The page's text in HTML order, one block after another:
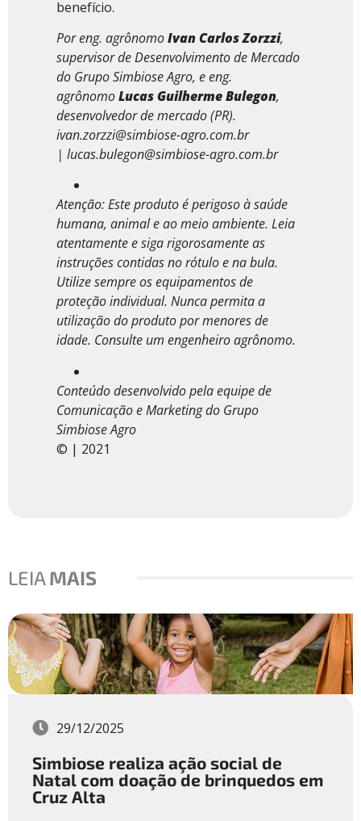
benefício.
Por eng. agrônomoIvan Carlos Zorzzi,
supervisor de Desenvolvimento de Mercado
do Grupo Simbiose Agro, eeng.
agrônomoLucas Guilherme Bulegon,
desenvolvedor de mercado (PR).
ivan.zorzzi@simbiose-agro.com.br
| lucas.bulegon@simbiose-agro.com.br
Atenção: Este produto é perigoso à saúde
humana, animal e ao meio ambiente. Leia
atentamente e siga rigorosamente as
instruções contidas no rótulo e na bula.
Utilize sempre os equipamentos de
proteção individual. Nunca permita a
utilização do produto por menores de
idade. Consulte um engenheiro agrônomo.
Conteúdo desenvolvido pela equipe de
Comunicação e Marketing do Grupo
Simbiose Agro
© | 2021
LEIAMAIS
29/12/2025
Simbiose realiza ação social de
Natal com doação de brinquedos em
Cruz Alta